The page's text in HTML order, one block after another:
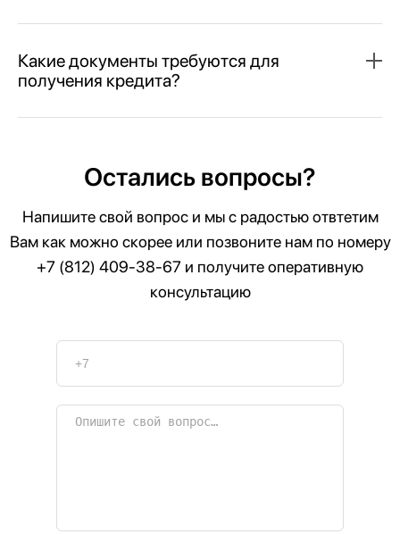
Какие документы требуются для
получения кредита?
Остались вопросы?
Напишите свой вопрос и мы с радостью отвтетим
Вам как можно скорее или позвоните нам по номеру
+7 (812) 409-38-67 и получите оперативную
консультацию